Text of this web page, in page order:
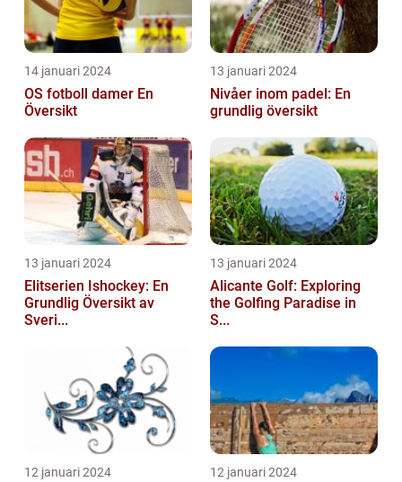
14 januari 2024
OS fotboll damer En
Översikt
13 januari 2024
Nivåer inom padel: En
grundlig översikt
13 januari 2024
Elitserien Ishockey: En
Grundlig Översikt av
Sveri...
13 januari 2024
Alicante Golf: Exploring
the Golfing Paradise in
S...
12 januari 2024 12 januari 2024